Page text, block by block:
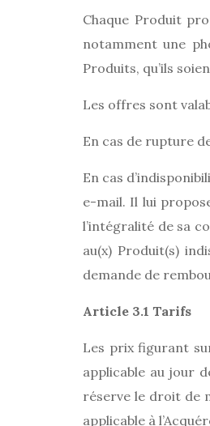
Chaque Produit
notamment une
Produits, qu’ils
Les offres sont
En cas de rupture
En cas
e-mail. Il lui
l’intégralité de sa
au(x) Produit(s)
demande de
Article 3.1 Tarifs
Les prix figurant
applicable au jour
réserve le droit de
applicable à